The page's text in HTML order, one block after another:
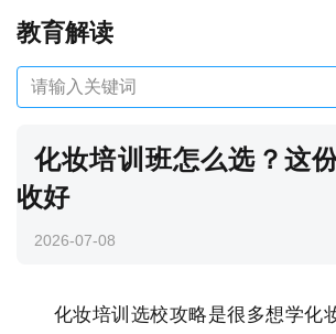
教育解读
化妆培训班怎么选？这
收好
2026-07-08
化妆培训选校攻略是很多想学化